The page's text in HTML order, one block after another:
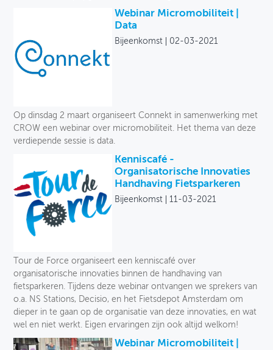
Webinar Micromobiliteit |
Data
Bijeenkomst 02-03-2021
Op dinsdag 2 maart organiseert Connekt in samenwerking met
CROW een webinar over micromobiliteit. Het thema van deze
verdiepende sessie is data.
Kenniscafé -
Organisatorische Innovaties
Handhaving Fietsparkeren
Bijeenkomst 11-03-2021
Tour de Force organiseert een kenniscafé over
organisatorische innovaties binnen de handhaving van
fietsparkeren. Tijdens deze webinar ontvangen we sprekers van
o.a. NS Stations, Decisio, en het Fietsdepot Amsterdam om
dieper in te gaan op de organisatie van deze innovaties, en wat
wel en niet werkt. Eigen ervaringen zijn ook altijd welkom!
Webinar Micromobiliteit |